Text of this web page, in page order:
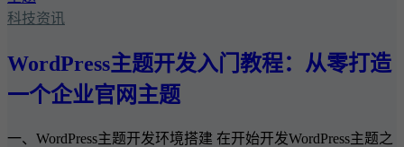
科技资讯
WordPress主题开发入门教程：从零打造
一个企业官网主题
一、WordPress主题开发环境搭建 在开始开发WordPress主题之